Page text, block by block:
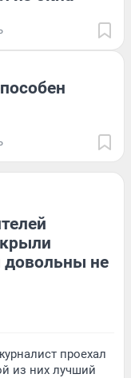
довольны не
проехал
из них лучший